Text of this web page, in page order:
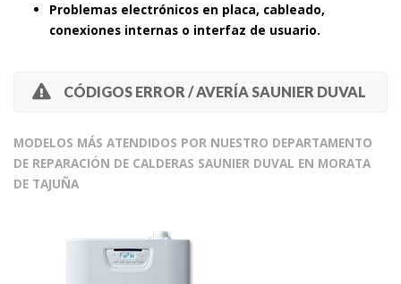
Problemas electrónicos en placa, cableado,
conexiones internas o interfaz de usuario.
CÓDIGOS ERROR / AVERÍA SAUNIER DUVAL
MODELOS MÁS ATENDIDOS POR NUESTRO DEPARTAMENTO
DE REPARACIÓN DE CALDERAS SAUNIER DUVAL EN MORATA
DE TAJUÑA